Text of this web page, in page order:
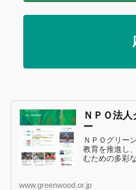
ＮＰＯ法
ー
ＮＰＯグリー
教育を推進し
むための多彩
www.greenwood.or.jp